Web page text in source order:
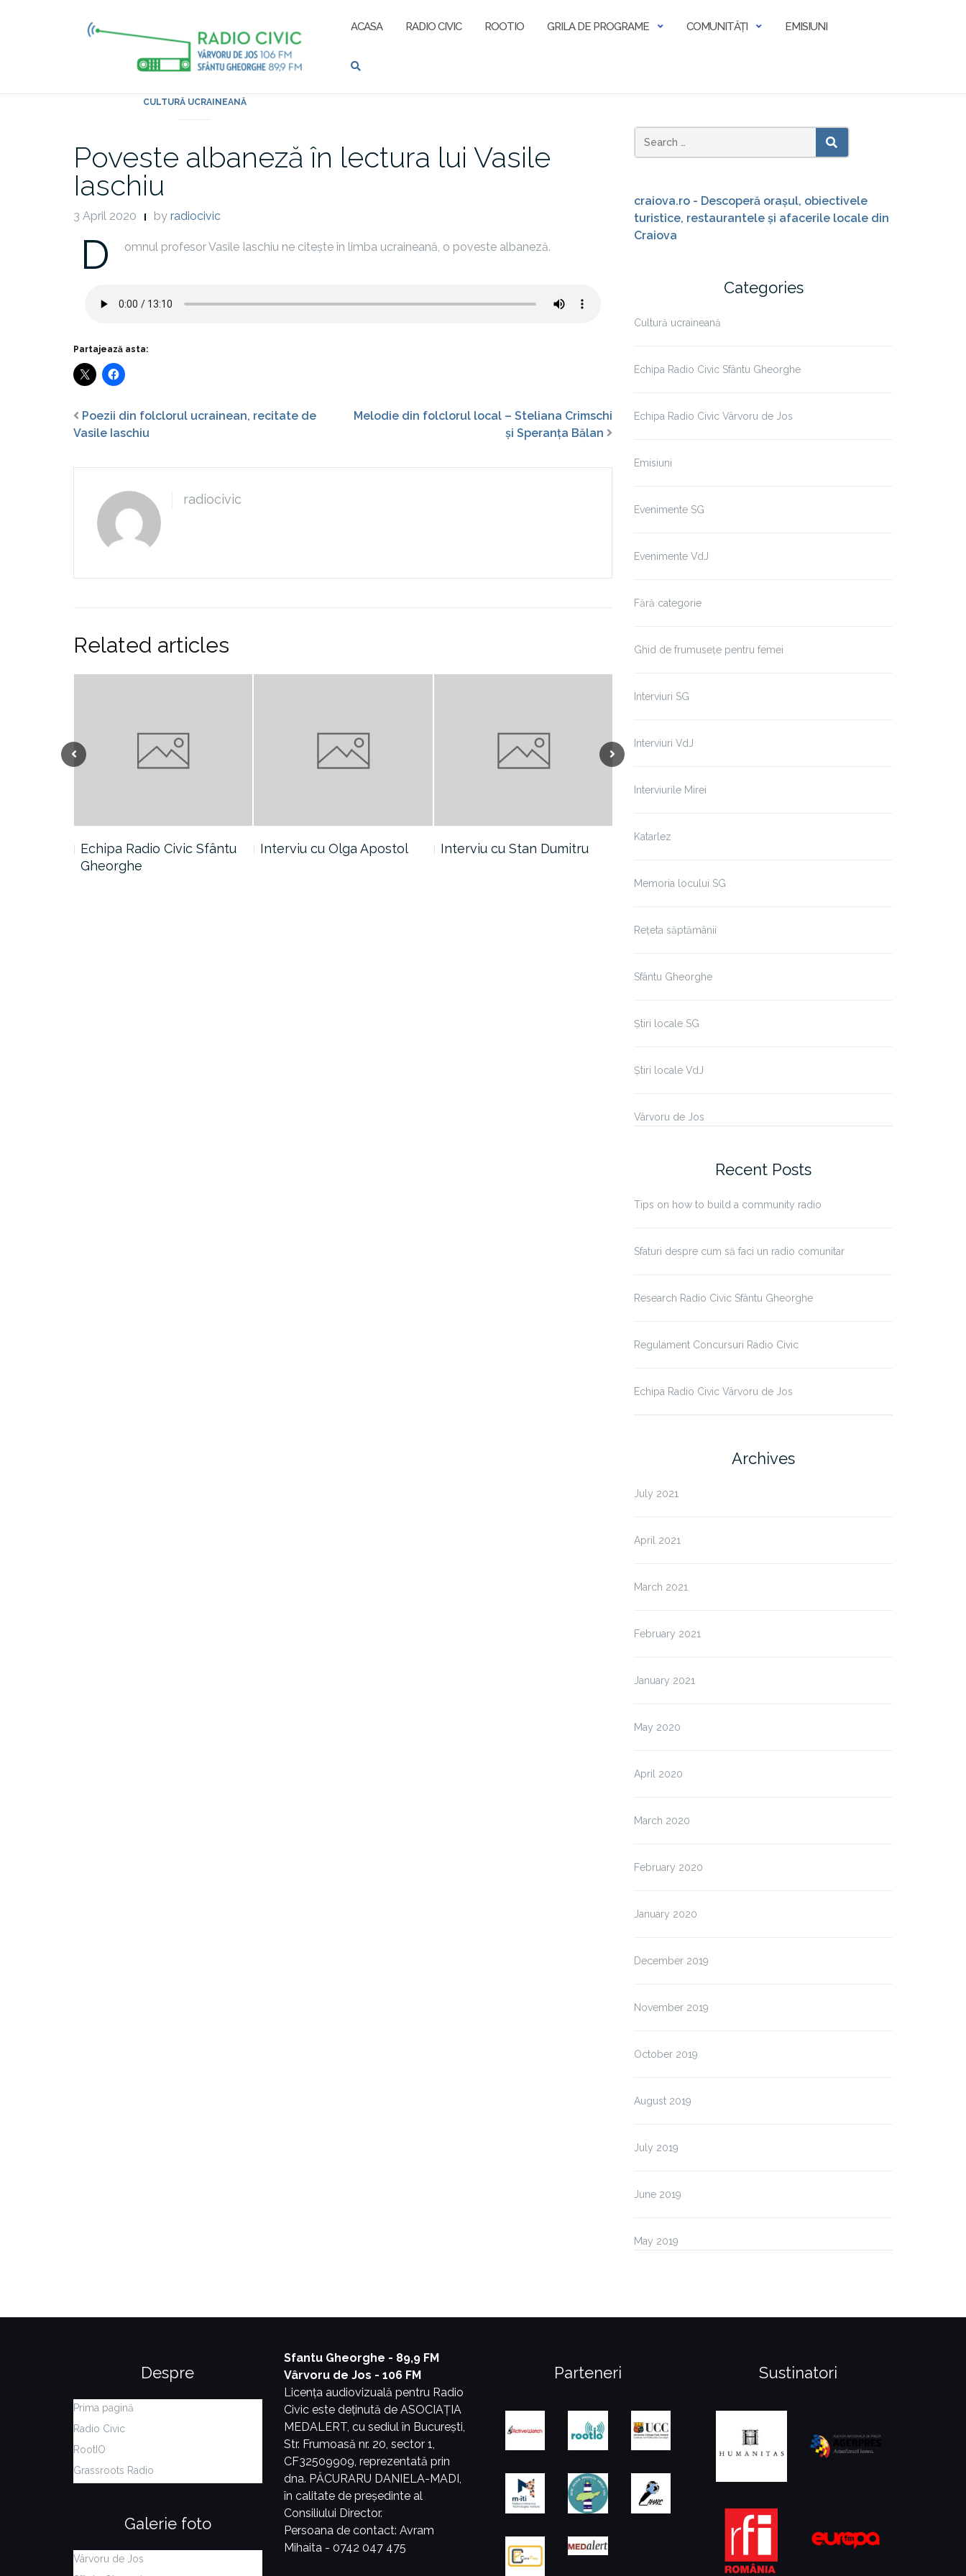
ACASA RADIO CIVIC ROOTIO GRILA DE PROGRAME COMUNITĂȚI EMISIUNI
CULTURĂ UCRAINEANĂ
Poveste albaneză în lectura lui Vasile
Iaschiu
3 April 2020 by radiocivic
D omnul profesor Vasile Iaschiu ne citește în limba ucraineană, o poveste albaneză.
Partajează asta:
Poezii din folclorul ucrainean, recitate de
Vasile Iaschiu
Melodie din folclorul local – Steliana Crimschi
și Speranța Bălan
radiocivic
Related articles
Previous Next
Echipa Radio Civic Sfântu
Gheorghe
Interviu cu Olga Apostol Interviu cu Stan Dumitru
Search
for:
SEARCH
craiova.ro - Descoperă orașul, obiectivele
turistice, restaurantele și afacerile locale din
Craiova
Categories
Cultură ucraineană
Echipa Radio Civic Sfântu Gheorghe
Echipa Radio Civic Vârvoru de Jos
Emisiuni
Evenimente SG
Evenimente VdJ
Fără categorie
Ghid de frumusețe pentru femei
Interviuri SG
Interviuri VdJ
Interviurile Mirei
Katarlez
Memoria locului SG
Rețeta săptămânii
Sfântu Gheorghe
Știri locale SG
Știri locale VdJ
Vârvoru de Jos
Recent Posts
Tips on how to build a community radio
Sfaturi despre cum să faci un radio comunitar
Research Radio Civic Sfântu Gheorghe
Regulament Concursuri Radio Civic
Echipa Radio Civic Vârvoru de Jos
Archives
July 2021
April 2021
March 2021
February 2021
January 2021
May 2020
April 2020
March 2020
February 2020
January 2020
December 2019
November 2019
October 2019
August 2019
July 2019
June 2019
May 2019
Despre
Prima pagină
Radio Civic
RootIO
Grassroots Radio
Galerie foto
Vârvoru de Jos
Sfantu Gheorghe - 89,9 FM
Vârvoru de Jos - 106 FM
Licența audiovizuală pentru Radio
Civic este deținută de ASOCIAȚIA
MEDALERT, cu sediul în București,
Str. Frumoasă nr. 20, sector 1,
CF32509909, reprezentată prin
dna. PĂCURARU DANIELA-MADI,
în calitate de președinte al
Consiliului Director.
Persoana de contact: Avram
Mihaita - 0742 047 475
Parteneri Sustinatori